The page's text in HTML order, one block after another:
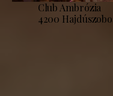
Club Ambrózia
4200